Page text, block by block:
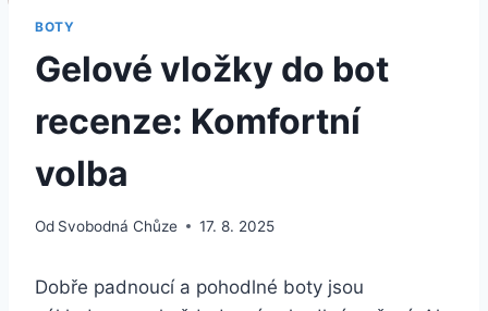
BOTY
Gelové vložky do bot
recenze: Komfortní
volba
Od Svobodná Chůze 17. 8. 2025
Dobře padnoucí a ⁢pohodlné boty ⁣jsou